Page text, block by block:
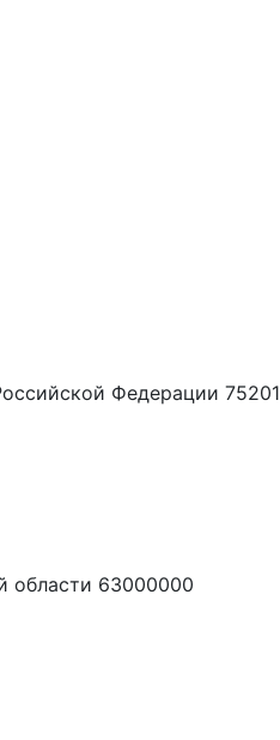
Федерации 75201
области 63000000